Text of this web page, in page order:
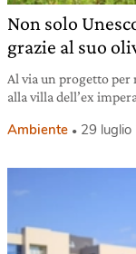
Non solo
grazie al suo
Al via un progetto per
alla villa dell’ex
Ambiente 29